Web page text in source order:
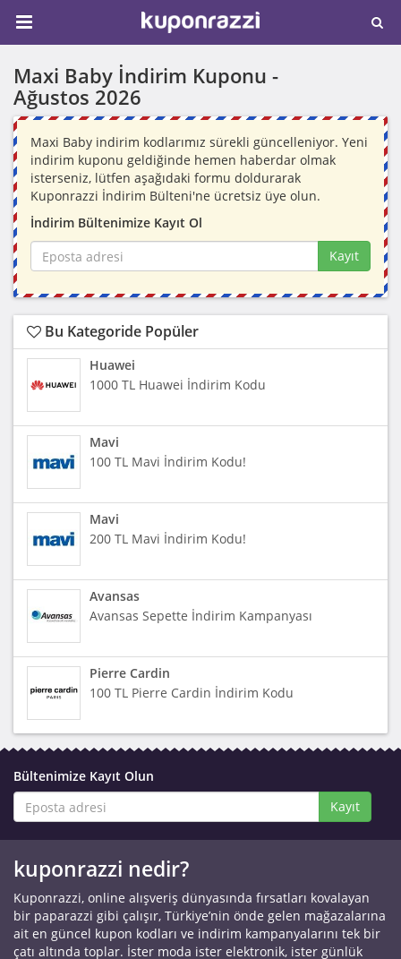
Maxi Baby İndirim Kuponu -
Ağustos 2026
Maxi Baby indirim kodlarımız sürekli güncelleniyor. Yeni
indirim kuponu geldiğinde hemen haberdar olmak
isterseniz, lütfen aşağıdaki formu doldurarak
Kuponrazzi İndirim Bülteni'ne ücretsiz üye olun.
İndirim Bültenimize Kayıt Ol
Kayıt
Bu Kategoride Popüler
Huawei
1000 TL Huawei İndirim Kodu
Mavi
100 TL Mavi İndirim Kodu!
Mavi
200 TL Mavi İndirim Kodu!
Avansas
Avansas Sepette İndirim Kampanyası
Pierre Cardin
100 TL Pierre Cardin İndirim Kodu
Bültenimize Kayıt Olun
Kayıt
kuponrazzi nedir?
Kuponrazzi, online alışveriş dünyasında fırsatları kovalayan
bir paparazzi gibi çalışır, Türkiye’nin önde gelen mağazalarına
ait en güncel kupon kodları ve indirim kampanyalarını tek bir
çatı altında toplar. İster moda ister elektronik, ister günlük